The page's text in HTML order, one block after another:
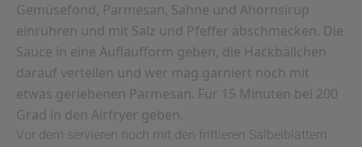
Gemüsefond, Parmesan, Sahne und Ahornsirup
einrühren und mit Salz und Pfeffer abschmecken. Die
Sauce in eine Auflaufform geben, die Hackbällchen
darauf verteilen und wer mag garniert noch mit
etwas geriebenen Parmesan. Für 15 Minuten bei 200
Grad in den Airfryer geben.
Vor dem servieren noch mit den frittieren Salbeiblättern